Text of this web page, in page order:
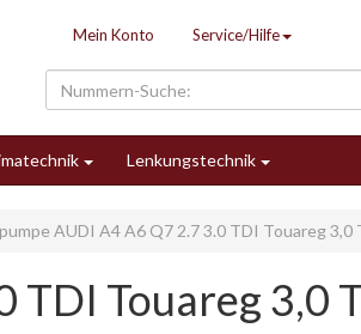
Mein Konto Service/Hilfe
Lenkungstechnik
AUDI A4 A6 Q7 2.7 3.0 TDI Touareg 3,0
TDI Touareg 3,0